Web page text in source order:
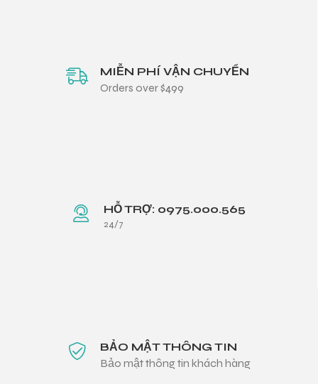
MIỄN PHÍ VẬN CHUYỂN
Orders over $499
HỖ TRỢ: 0975.000.565
24/7
BẢO MẬT THÔNG TIN
Bảo mật thông tin khách hàng